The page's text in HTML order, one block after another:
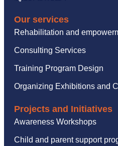
Our services
Rehabilitation and
Consulting Services
Training Program Design
Organizing Exhibitions and
Projects and Initiatives
Awareness Workshops
Child and parent support